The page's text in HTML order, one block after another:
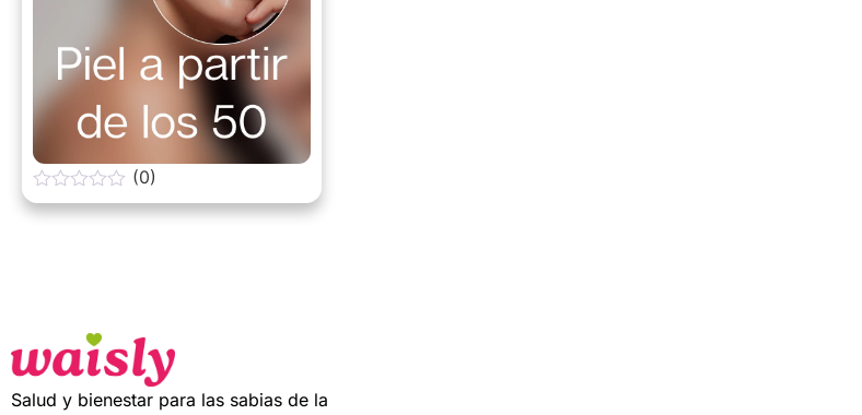
0
o
(0)
Salud y bienestar para las sabias de la